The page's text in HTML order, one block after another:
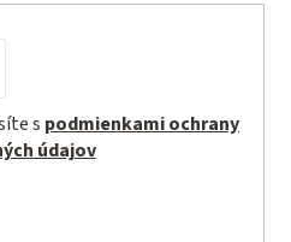
s podmienkami ochrany
údajov